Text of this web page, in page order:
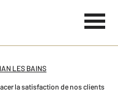
LES BAINS
la satisfaction de nos clients